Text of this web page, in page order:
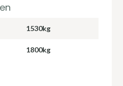
1530kg
1800kg